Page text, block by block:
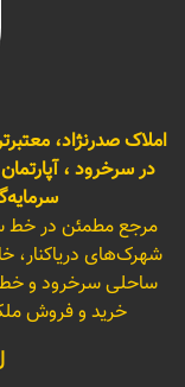
املاک صدرنژاد،
در سرخرود ،
مرجع مطمئن در خط
شهرک‌های دریاکنار،
ساحلی سرخرود و
خرید و فروش